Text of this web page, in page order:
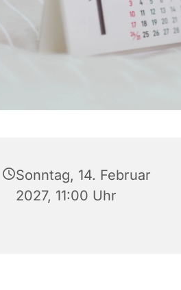
Sonntag, 14. Februar
2027, 11:00 Uhr